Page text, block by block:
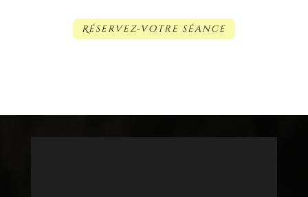
Réservez-votre séance